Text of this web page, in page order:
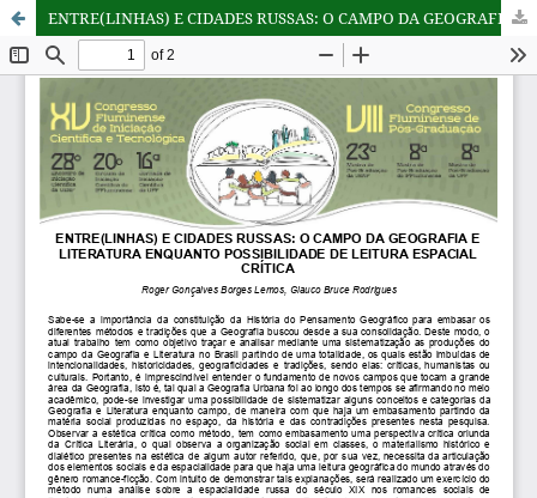
ENTRE(LINHAS) E CIDADES RUSSAS: O CAMPO DA GEOGRAFIA E LITERATURA ENQUANTO POSSIBILIDADE DE LEITURA ESPACIAL CRÍTICA